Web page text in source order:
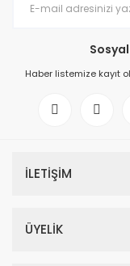
Haber listemize kayıt
İLETİŞİM
ÜYELİK